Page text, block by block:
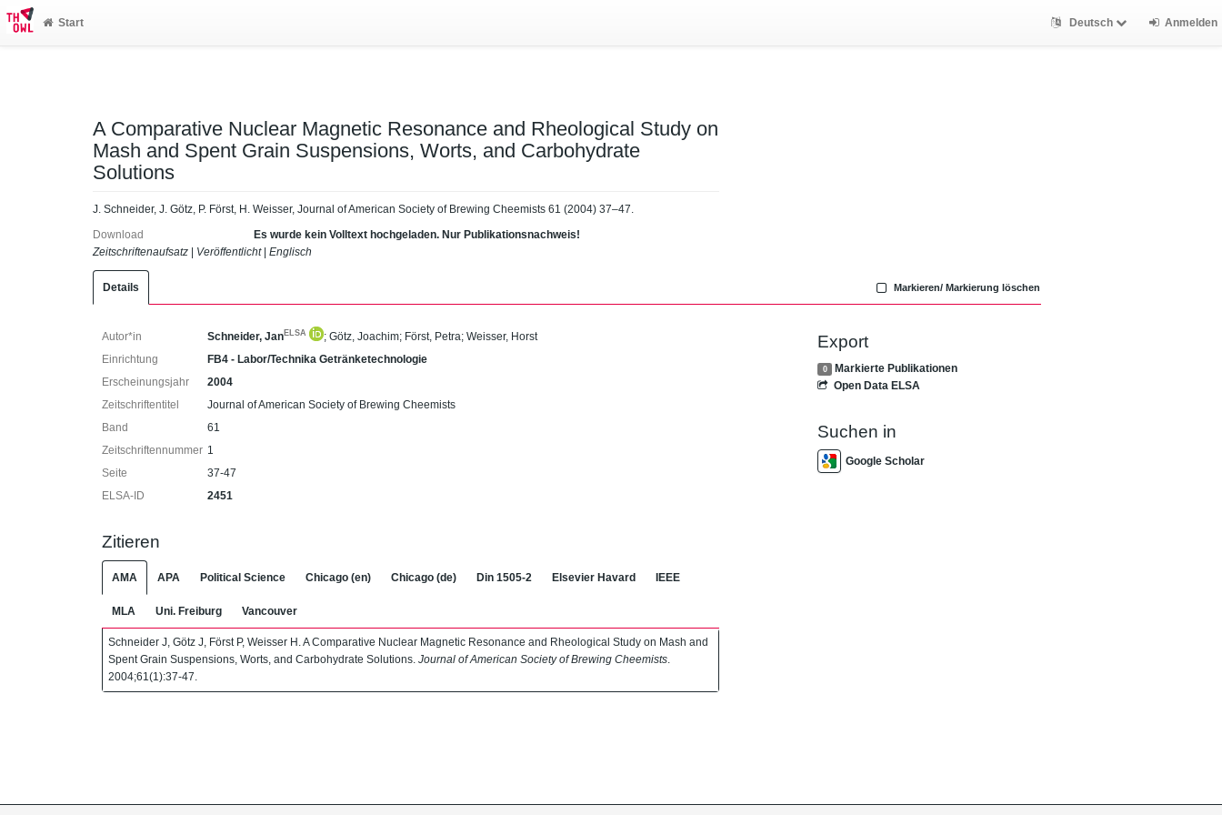
Start Deutsch Anmelden
A Comparative Nuclear Magnetic Resonance and Rheological Study on
Mash and Spent Grain Suspensions, Worts, and Carbohydrate
Solutions
J. Schneider, J. Götz, P. Först, H. Weisser, Journal of American Society of Brewing Cheemists 61 (2004) 37–47.
Download
Es wurde kein Volltext hochgeladen. Nur Publikationsnachweis!
Zeitschriftenaufsatz
Veröffentlicht| Englisch
Details Markieren/ Markierung löschen
Autor*in Schneider, JanELSA ;Götz, Joachim; Först, Petra;Weisser, Horst
Einrichtung
FB4 - Labor/Technika Getränketechnologie
Erscheinungsjahr
2004
Zeitschriftentitel
Journal of American Society of Brewing Cheemists
Band
61
Zeitschriftennummer 1
Seite
37-47
ELSA-ID
2451
Zitieren
AMA APA Political Science Chicago (en) Chicago (de) Din 1505-2 Elsevier Havard IEEE
MLA Uni. Freiburg Vancouver
Schneider J, Götz J, Först P, Weisser H. A Comparative Nuclear Magnetic Resonance and Rheological Study on Mash and
Spent Grain Suspensions, Worts, and Carbohydrate Solutions. Journal of American Society of Brewing Cheemists
2004;61(1):37-47.
Export
0
Markierte Publikationen
Open Data ELSA
Suchen in
Google Scholar